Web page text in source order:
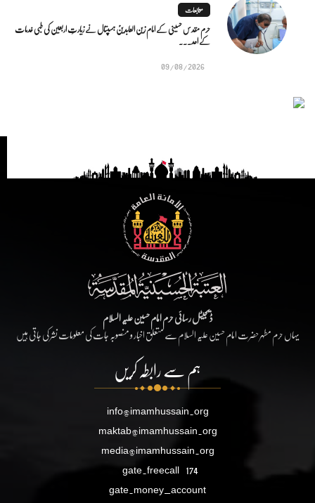
متابعات
حرم مقدس حسینی کے امام زین العابدینؑ ہسپتال نے زیارتِ اربعین کی طبی خدمات
کے اعد...
09/08/2026
ڈیجیٹل رسائی حرم امام حسین علیہ السلام
یہاں حرم مطہر حضرت امام حسین علیہ السلام سے متعلق اخبار و منصوبہ جات کی معلومات نشر کی جاتی ہیں
ہم سے رابطہ کریں
info@imamhussain.org
maktab@imamhussain.org
media@imamhussain.org
gate.freecall 174
gate.money_account